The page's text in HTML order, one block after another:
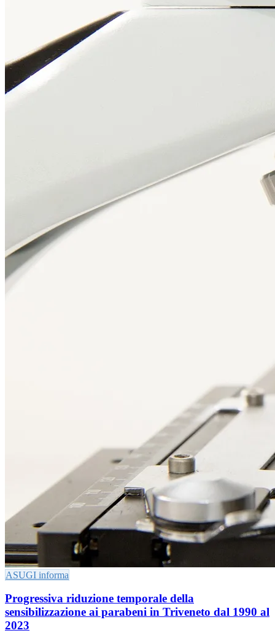
ASUGI informa
Progressiva riduzione temporale della
sensibilizzazione ai parabeni in Triveneto dal 1990 al
2023